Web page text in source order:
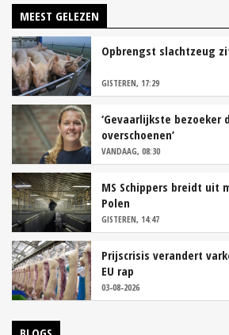
MEEST GELEZEN
Opbrengst slachtzeug
GISTEREN, 17:29
‘Gevaarlijkste bezoeker
overschoenen’
VANDAAG, 08:30
MS Schippers breidt uit
Polen
GISTEREN, 14:47
Prijscrisis verandert
EU rap
03-08-2026